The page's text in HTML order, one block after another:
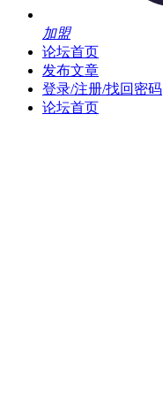
加盟
论坛首页
发布文章
登录/注册/找回密码
论坛首页